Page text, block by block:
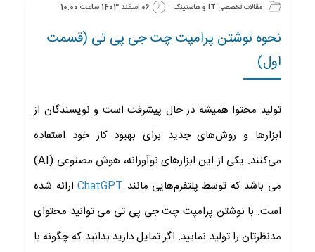
مقالات تخصصی IT و هاستینگ 06 اسفند 1403 ساعت 10:00
نحوه نوشتن پرامپت چت جی پی تی (قسمت
اول)
تولید محتوا همیشه در حال پیشرفت است و نویسندگان از
ابزارها و روش‌های جدید برای بهبود کار خود استفاده
می‌کنند. یکی از این ابزارهای نوآورانه، هوش مصنوعی (AI)
می باشد که توسط پلتفرم‌هایی مانند ChatGPTارائه شده
است. با نوشتن پرامپت چت جی پی تی می توانید محتوای
مدنظرتان را تولید نمایید. اگر تمایل دارید بدانید که چگونه با